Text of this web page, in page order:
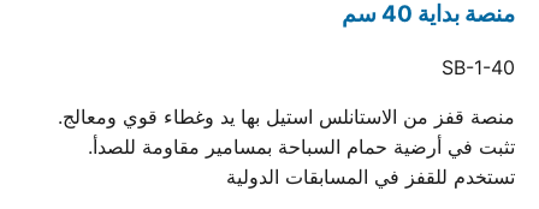
منصة بداية 40 سم
SB-1-40
منصة قفز من الاستانلس استيل بها يد وغطاء قوي ومعالج.
تثبت في أرضية حمام السباحة بمسامير مقاومة للصدأ.
تستخدم للقفز في المسابقات الدولية